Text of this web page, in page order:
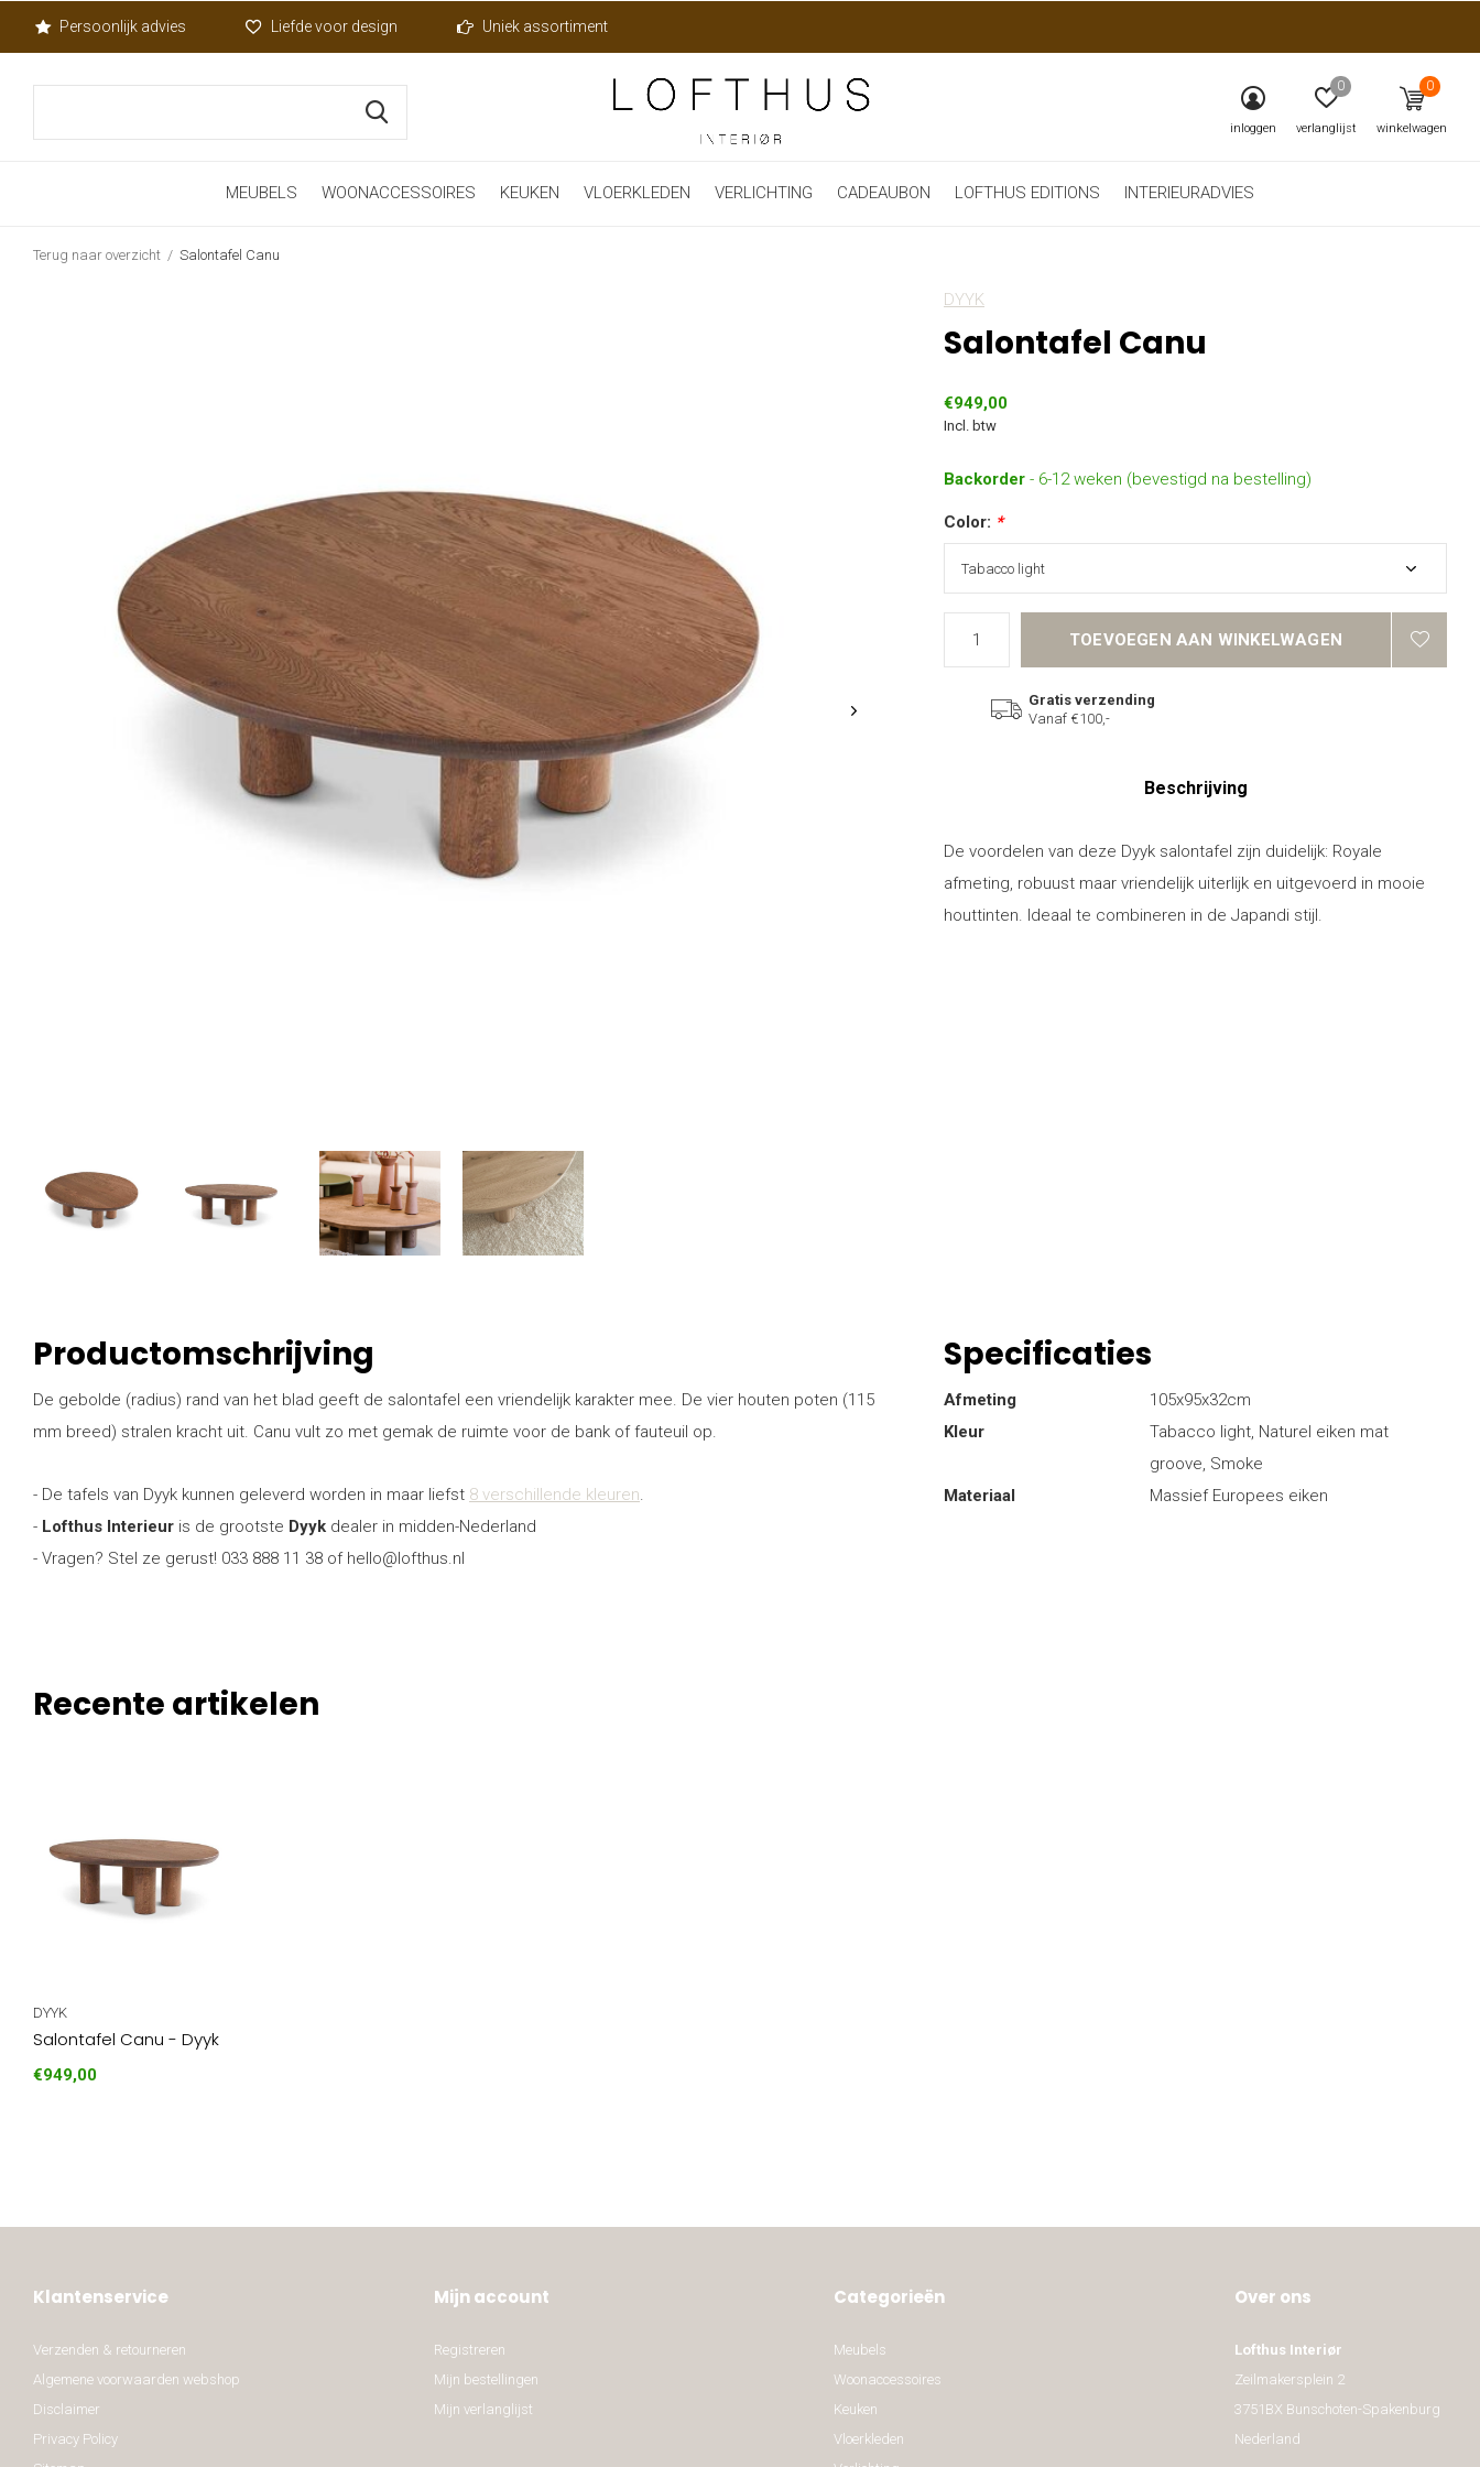
MEUBELS WOONACCESSOIRES KEUKEN VLOERKLEDEN VERLICHTING CADEAUBON LOFTHUS EDITIONS INTERIEURADVIES
inloggen verlanglijst
0
winkelwagen
0
Persoonlijk advies Liefde voor design Uniek assortiment
Terug naar overzicht Salontafel Canu
DYYK
Salontafel Canu
€949,00
Incl. btw
Backorder - 6-12 weken (bevestigd na bestelling)
Color: *
TOEVOEGEN AAN WINKELWAGEN
Gratis verzending
Vanaf €100,-
Beschrijving
De voordelen van deze Dyyk salontafel zijn duidelijk: Royale
afmeting, robuust maar vriendelijk uiterlijk en uitgevoerd in mooie
houttinten. Ideaal te combineren in de Japandi stijl.
Productomschrijving
De gebolde (radius) rand van het blad geeft de salontafel een vriendelijk karakter mee. De vier houten poten (115
mm breed) stralen kracht uit. Canu vult zo met gemak de ruimte voor de bank of fauteuil op.
- De tafels van Dyyk kunnen geleverd worden in maar liefst 8 verschillende kleuren.
- Lofthus Interieur is de grootste Dyyk dealer in midden-Nederland
- Vragen? Stel ze gerust! 033 888 11 38 of hello@lofthus.nl
Specificaties
Afmeting
105x95x32cm
Kleur
Tabacco light, Naturel eiken mat
groove, Smoke
Materiaal
Massief Europees eiken
Recente artikelen
DYYK
Salontafel Canu - Dyyk
€949,00
Klantenservice
Verzenden & retourneren
Algemene voorwaarden webshop
Disclaimer
Privacy Policy
Mijn account
Registreren
Mijn bestellingen
Mijn verlanglijst
Categorieën
Meubels
Woonaccessoires
Keuken
Vloerkleden
Over ons
Lofthus Interiør
Zeilmakersplein 2
3751BX Bunschoten-Spakenburg
Nederland